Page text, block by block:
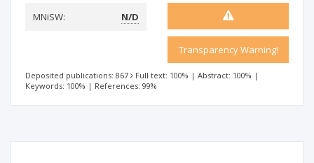
MNiSW:
N/D
Transparency Warning!
Deposited publications: 867 Full text: 100% | Abstract: 100% |
Keywords: 100% | References: 99%